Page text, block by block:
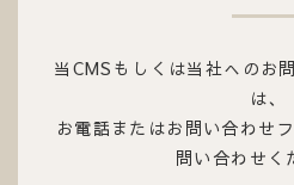
当CMSもしくは当社へのお
は、
お電話またはお問い合わせ
問い合わせく